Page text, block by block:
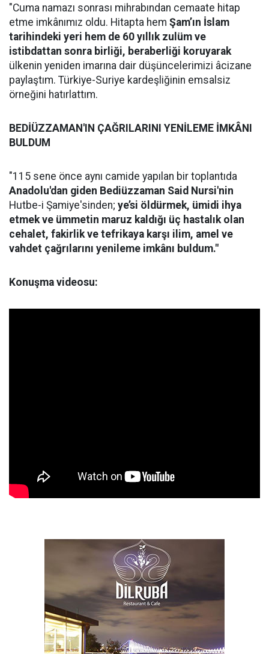
"Cuma namazı sonrası mihrabından cemaate hitap
etme imkânımız oldu. Hitapta hem Şam’ın İslam
tarihindeki yeri hem de 60 yıllık zulüm ve
istibdattan sonra birliği, beraberliği koruyarak
ülkenin yeniden imarına dair düşüncelerimizi âcizane
paylaştım. Türkiye-Suriye kardeşliğinin emsalsiz
örneğini hatırlattım.
BEDİÜZZAMAN'IN ÇAĞRILARINI YENİLEME İMKÂNI
BULDUM
"115 sene önce aynı camide yapılan bir toplantıda
Anadolu'dan giden Bediüzzaman Said Nursi'nin
Hutbe-i Şamiye'sinden; ye’si öldürmek, ümidi ihya
etmek ve ümmetin maruz kaldığı üç hastalık olan
cehalet, fakirlik ve tefrikaya karşı ilim, amel ve
vahdet çağrılarını yenileme imkânı buldum."
Konuşma videosu: